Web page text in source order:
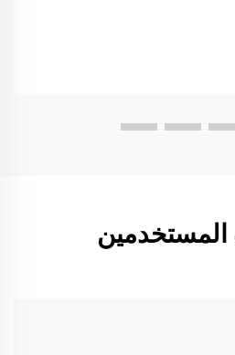
المستخدمين